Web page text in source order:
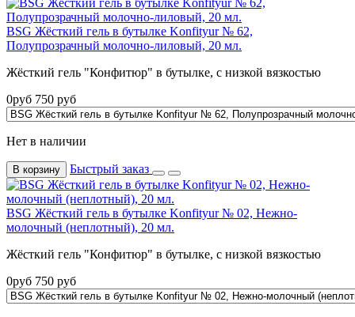
BSG Жёсткий гель в бутылке Konfityur № 62,
Полупрозрачный молочно-лиловый, 20 мл.
Жёсткий гель "Конфитюр" в бутылке, с низкой вязкостью
0руб 750 руб
Нет в наличии
В корзину Быстрый заказ
BSG Жёсткий гель в бутылке Konfityur № 02, Нежно-
молочный (неплотный), 20 мл.
Жёсткий гель "Конфитюр" в бутылке, с низкой вязкостью
0руб 750 руб